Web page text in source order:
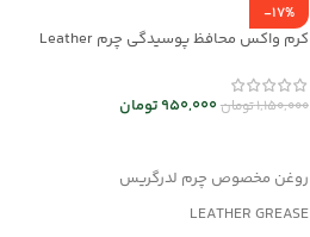
-17%
کرم واکس محافظ پوسیدگی چرم Leather
1,150,000تومان950,000تومان
روغن مخصوص چرم لدرگریس
LEATHER GREASE